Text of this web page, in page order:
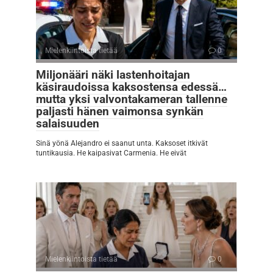
Mielenkiintoista tietää 0
Miljonääri näki lastenhoitajan
käsiraudoissa kaksostensa edessä…
mutta yksi valvontakameran tallenne
paljasti hänen vaimonsa synkän
salaisuuden
Sinä yönä Alejandro ei saanut unta. Kaksoset itkivät
tuntikausia. He kaipasivat Carmenia. He eivät
Mielenkiintoista tietää 0